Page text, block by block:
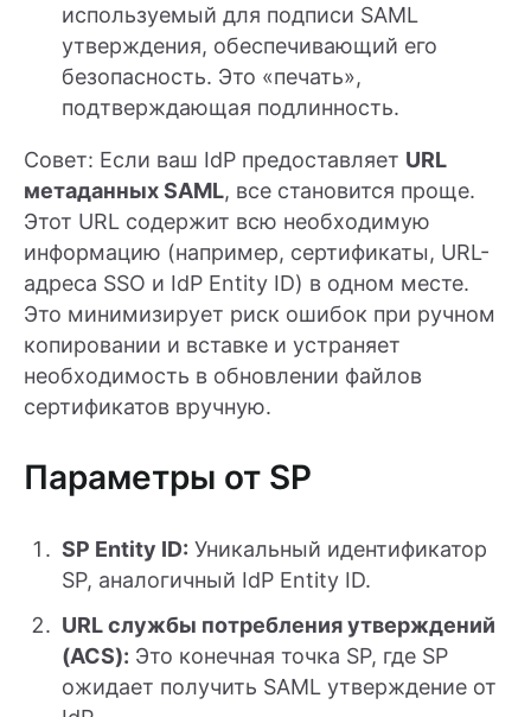
используемый для подписи SAML
утверждения, обеспечивающий его
безопасность. Это «печать»,
подтверждающая подлинность.
Совет: Если ваш IdP предоставляет URL
метаданных SAML, все становится проще.
Этот URL содержит всю необходимую
информацию (например, сертификаты, URL-
адреса SSO и IdP Entity ID) в одном месте.
Это минимизирует риск ошибок при ручном
копировании и вставке и устраняет
необходимость в обновлении файлов
сертификатов вручную.
Параметры от SP
SP Entity ID: Уникальный идентификатор
SP, аналогичный IdP Entity ID.
URL службы потребления утверждений
(ACS): Это конечная точка SP, где SP
ожидает получить SAML утверждение от